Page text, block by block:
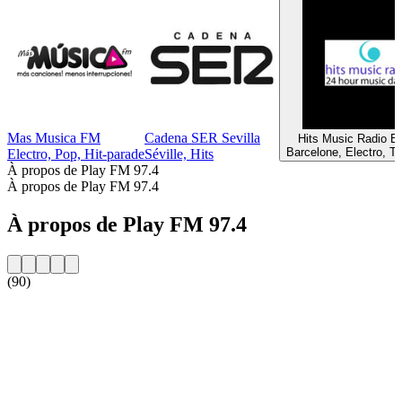
Mas Musica FM
Electro, Pop, Hit-parade
Cadena SER Sevilla
Séville, Hits
Hits Music Radio
Barcelone, Electro,
À propos de Play FM 97.4
À propos de Play FM 97.4
À propos de Play FM 97.4
(90)